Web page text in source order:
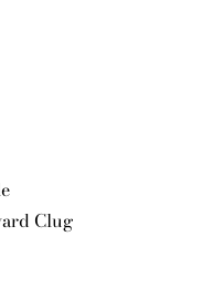
Clug